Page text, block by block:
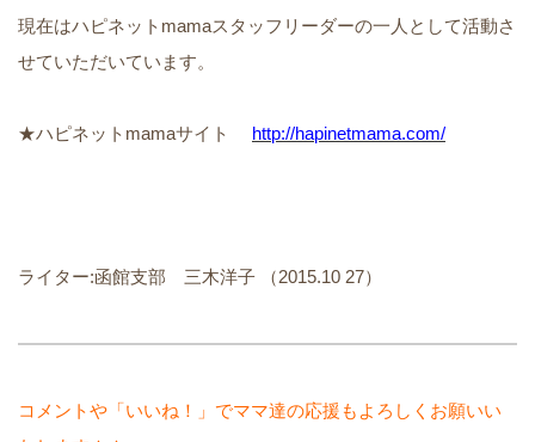
現在はハピネットmamaスタッフリーダーの一人として活動さ
せていただいています。
★ハピネットmamaサイト http://hapinetmama.com/
ライター:函館支部 三木洋子 （2015.10 27）
コメントや「いいね！」でママ達の応援もよろしくお願いい